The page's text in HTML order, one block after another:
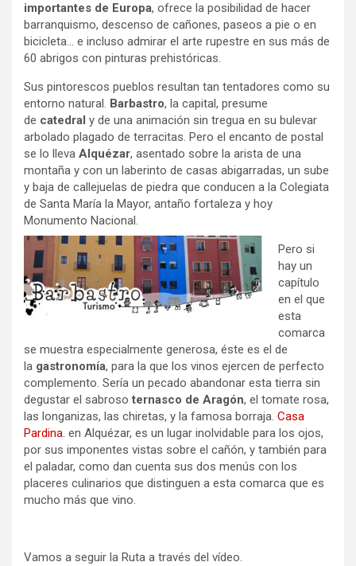
importantes de Europa, ofrece la posibilidad de hacer
barranquismo, descenso de cañones, paseos a pie o en
bicicleta… e incluso admirar el arte rupestre en sus más de
60 abrigos con pinturas prehistóricas.
Sus pintorescos pueblos resultan tan tentadores como su
entorno natural. Barbastro, la capital, presume
de catedral y de una animación sin tregua en su bulevar
arbolado plagado de terracitas. Pero el encanto de postal
se lo lleva Alquézar, asentado sobre la arista de una
montaña y con un laberinto de casas abigarradas, un sube
y baja de callejuelas de piedra que conducen a la Colegiata
de Santa María la Mayor, antaño fortaleza y hoy
Monumento Nacional.
Pero si
hay un
capítulo
en el que
esta
comarca
se muestra especialmente generosa, éste es el de
la gastronomía, para la que los vinos ejercen de perfecto
complemento. Sería un pecado abandonar esta tierra sin
degustar el sabrosoternasco de Aragón, el tomate rosa,
las longanizas, las chiretas, y la famosa borraja. Casa
Pardina. en Alquézar, es un lugar inolvidable para los ojos,
por sus imponentes vistas sobre el cañón, y también para
el paladar, como dan cuenta sus dos menús con los
placeres culinarios que distinguen a esta comarca que es
mucho más que vino.
Vamos a seguir la Ruta a través del vídeo.